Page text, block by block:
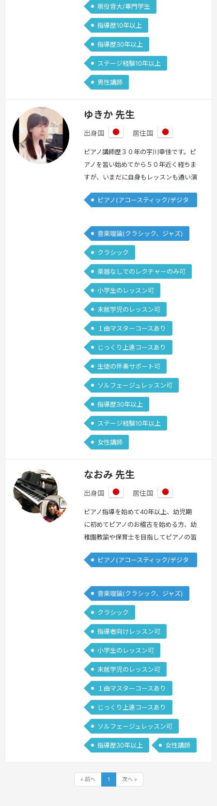
現役音大/専門学生
指導歴10年以上
指導歴30年以上
ステージ経験10年以上
男性講師
ゆきか 先生
出身国
本
居住国
本
ピアノ講師歴３０年の宇川幸佳です。ピ
アノを習い始めてから５０年近く経ちま
すが、いまだに自身もレッスンも通い演
までおそらく数百人、そして３歳〜９１
た。私が皆さんのお役に立てれば嬉しい
と思う点は、ピアノという楽器に限らず
どの楽器でも楽譜が読めて、ある程度の
音感がついて（特に音程を自分で作る楽
器）、なるべく自身で楽譜が理解できて
実践で…続きを見る »
ピアノ(アコースティック/デジタ
音楽理論(クラシック、ジャズ)
クラシック
楽器なしでのレクチャーのみ可
小学生のレッスン可
未就学児のレッスン可
１曲マスターコースあり
じっくり上達コースあり
生徒の伴奏サポート可
ソルフェージュレッスン可
指導歴30年以上
ステージ経験10年以上
女性講師
なおみ 先生
出身国
本
居住国
本
ピアノ指導を始めて40年以上、幼児期
に初めてピアノのお稽古を始める方、幼
稚園教諭や保育士を目指してピアノの習
の楽器や声楽で音楽高校や大学を志望す
再開される方、シニアになって一からピ
アノに触れる方、様々な生徒さんにレッ
スンしてきた経験を活かし、オンライン
でもピアノ指導にかかわれることを希望
します。続きを見る »
ピアノ(アコースティック/デジタ
音楽理論(クラシック、ジャズ)
クラシック
指導者向けレッスン可
小学生のレッスン可
未就学児のレッスン可
１曲マスターコースあり
じっくり上達コースあり
ソルフェージュレッスン可
指導歴30年以上 女性講師
« 前へ 1 次へ »